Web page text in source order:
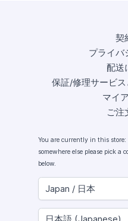
契
プライバ
配送
保証/修理サービ
マイ
ご注
You are currently in this store:
somewhere else please pick a
below.